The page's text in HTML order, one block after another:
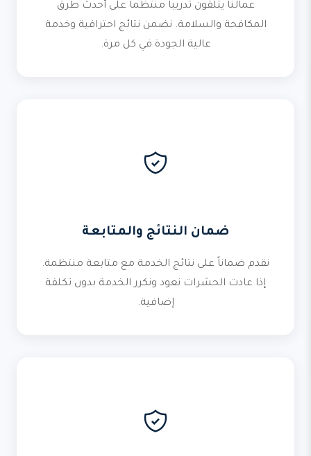
عمالنا يتلقون تدريباً منتظماً على أحدث طرق
المكافحة والسلامة. نضمن نتائج احترافية وخدمة
عالية الجودة في كل مرة.
ضمان النتائج والمتابعة
نقدم ضماناً على نتائج الخدمة مع متابعة منتظمة.
إذا عادت الحشرات نعود ونكرر الخدمة بدون تكلفة
إضافية.